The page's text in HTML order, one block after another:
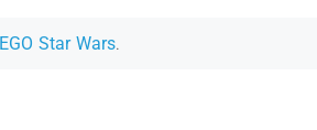
Star Wars.